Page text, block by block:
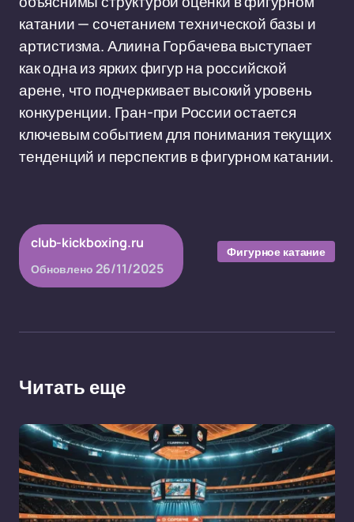
катании — сочетанием технической базы и
артистизма. Алиина Горбачева выступает
как одна из ярких фигур на российской
арене, что подчеркивает высокий уровень
конкуренции. Гран-при России остается
ключевым событием для понимания текущих
тенденций и перспектив в фигурном катании.
club-kickboxing.ru
Обновлено 26/11/2025
Фигурное катание
Читать еще